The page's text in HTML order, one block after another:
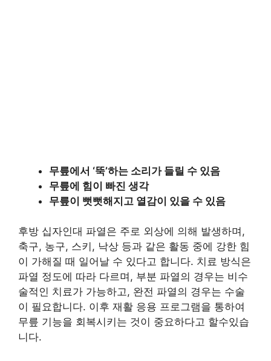
무릎에서 ‘뚝’하는 소리가 들릴 수 있음
무릎에 힘이 빠진 생각
무릎이 뻣뻣해지고 열감이 있을 수 있음
후방 십자인대 파열은 주로 외상에 의해 발생하며,
축구, 농구, 스키, 낙상 등과 같은 활동 중에 강한 힘
이 가해질 때 일어날 수 있다고 합니다. 치료 방식은
파열 정도에 따라 다르며, 부분 파열의 경우는 비수
술적인 치료가 가능하고, 완전 파열의 경우는 수술
이 필요합니다. 이후 재활 응용 프로그램을 통하여
무릎 기능을 회복시키는 것이 중요하다고 할수있습
니다.